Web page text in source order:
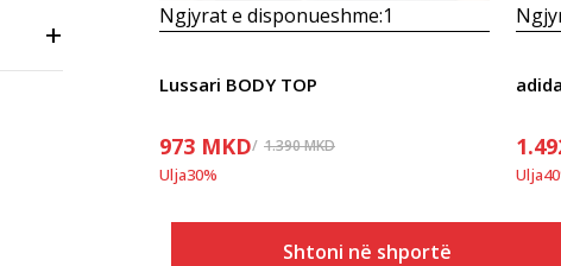
Ngjyrat e disponueshme:1
Lussari BODY TOP
973 MKD 1.390MKD
Ulja30%
Shtoni në shportë
Ulja40